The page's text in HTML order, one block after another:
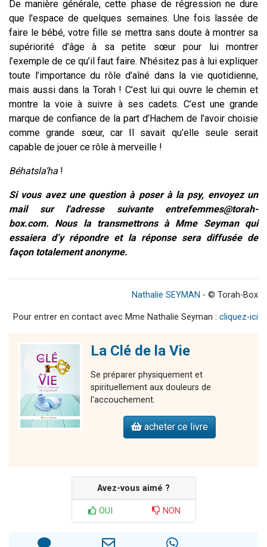
De manière générale, cette phase de régression ne dure
que l'espace de quelques semaines. Une fois lassée de
faire le bébé, votre fille se mettra sans doute à montrer sa
supériorité d’âge à sa petite sœur pour lui montrer
l’exemple de ce qu’il faut faire. N’hésitez pas à lui expliquer
toute l’importance du rôle d’aîné dans la vie quotidienne,
mais aussi dans la Torah ! C’est lui qui ouvre le chemin et
montre la voie à suivre à ses cadets. C’est une grande
marque de confiance de la part d’Hachem de l’avoir choisie
comme grande sœur, car Il savait qu’elle seule serait
capable de jouer ce rôle à merveille !
Béhatsla’ha !
Si vous avez une question à poser à la psy, envoyez un
mail sur l'adresse suivante entrefemmes@torah-
box.com. Nous la transmettrons à Mme Seyman qui
essaiera d’y répondre et la réponse sera diffusée de
façon totalement anonyme.
Nathalie SEYMAN - © Torah-Box
Pour entrer en contact avec Mme Nathalie Seyman : cliquez-ici
La Clé de la Vie
Se préparer physiquement et
spirituellement aux douleurs de
l'accouchement.
acheter ce livre
Avez-vous aimé ?
OUI NON